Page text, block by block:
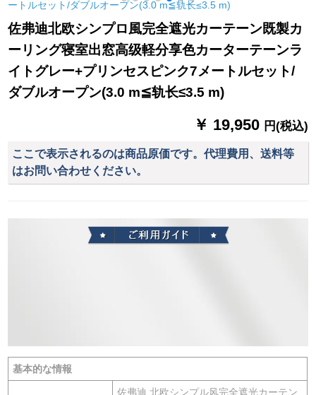
タッドは幅が1.5*2(短
いしてもいいです。)
面の魔青フーは星で
す。
テーンンンンテーン
ンンンテーリングリ
ングリングリングリ
ングリングリングリ
ングリングリング04
トールダーダーダー
ザイン専门の撮影
佐弗迪北欧シンプロ風完全遮光カーテーン既製カ
ーリング寝室出窓高级軽分享色カーターテーンラ
イトグレー+プリンセスピンク7メートルセット/
ダブルオープン(3.0 m≦轨长≤3.5 m)
￥ 19,950 円(税込)
ここで表示されるのは商品原価です。代理費用、送料等
はお問い合わせください。
基本的な情報
佐弗迪 北欧シンプル风完全遮光カーテン